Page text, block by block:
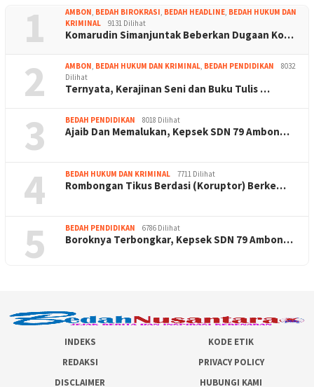
1 AMBON, BEDAH BIROKRASI, BEDAH HEADLINE, BEDAH HUKUM DAN
KRIMINAL
9131 Dilihat
Komarudin Simanjuntak Beberkan Dugaan Ko…
2 AMBON, BEDAH HUKUM DAN KRIMINAL, BEDAH PENDIDIKAN
8032
Dilihat
Ternyata, Kerajinan Seni dan Buku Tulis …
3 BEDAH PENDIDIKAN 8018 Dilihat
Ajaib Dan Memalukan, Kepsek SDN 79 Ambon…
4 BEDAH HUKUM DAN KRIMINAL 7711 Dilihat
Rombongan Tikus Berdasi (Koruptor) Berke…
5 BEDAH PENDIDIKAN 6786 Dilihat
Boroknya Terbongkar, Kepsek SDN 79 Ambon…
INDEKS
KODE ETIK
REDAKSI
PRIVACY POLICY
DISCLAIMER
HUBUNGI KAMI